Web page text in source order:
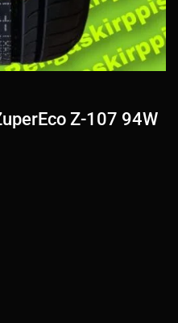
Z-107 94W